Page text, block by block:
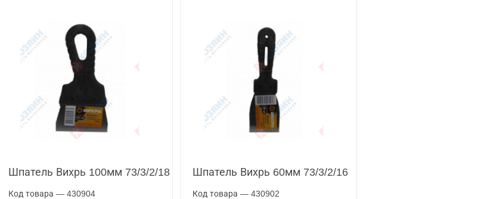
Шпатель Вихрь 100мм 73/3/2/18
Код товара — 430904
Шпатель Вихрь 60мм 73/3/2/16
Код товара — 430902